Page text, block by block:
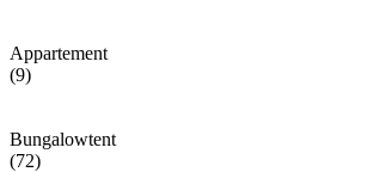
Appartement
(9)
Bungalowtent
(72)